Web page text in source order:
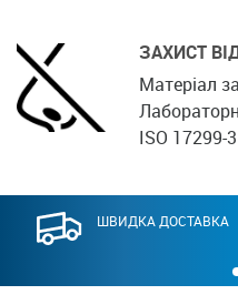
ЗАХИСТ
Матеріал
ISO 17299-3
ШВИДКА ДОСТАВКА